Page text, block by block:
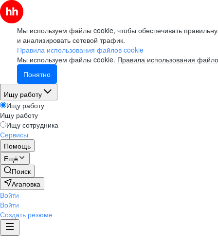
Мы используем файлы cookie, чтобы обеспечивать
и анализировать сетевой трафик.
Правила использования файлов cookie
Мы используем файлы cookie. Правила использования
Понятно
Ищу работу
Ищу работу
Ищу работу
Ищу сотрудника
Сервисы
Помощь
Ещё
Поиск
Агаповка
Войти
Войти
Создать резюме